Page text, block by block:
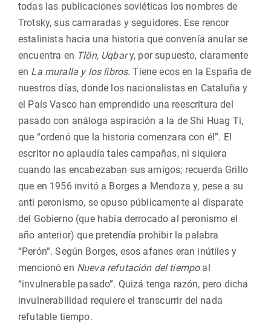
todas las publicaciones soviéticas los nombres de
Trotsky, sus camaradas y seguidores. Ese rencor
estalinista hacia una historia que convenía anular se
encuentra en Tlön, Uqbary, por supuesto, claramente
en La muralla y los libros. Tiene ecos en la España de
nuestros días, donde los nacionalistas en Cataluña y
el País Vasco han emprendido una reescritura del
pasado con análoga aspiración a la de Shi Huag Ti,
que “ordenó que la historia comenzara con él”. El
escritor no aplaudía tales campañas, ni siquiera
cuando las encabezaban sus amigos; recuerda Grillo
que en 1956 invitó a Borges a Mendoza y, pese a su
anti peronismo, se opuso públicamente al disparate
del Gobierno (que había derrocado al peronismo el
año anterior) que pretendía prohibir la palabra
“Perón”. Según Borges, esos afanes eran inútiles y
mencionó en Nueva refutación del tiempoal
“invulnerable pasado”. Quizá tenga razón, pero dicha
invulnerabilidad requiere el transcurrir del nada
refutable tiempo.